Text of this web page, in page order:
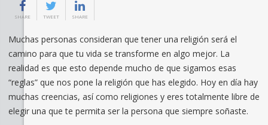
SHARE TWEET SHARE
Muchas personas consideran que tener una religión será el
camino para que tu vida se transforme en algo mejor. La
realidad es que esto depende mucho de que sigamos esas
“reglas” que nos pone la religión que has elegido. Hoy en día hay
muchas creencias, así como religiones y eres totalmente libre de
elegir una que te permita ser la persona que siempre soñaste.